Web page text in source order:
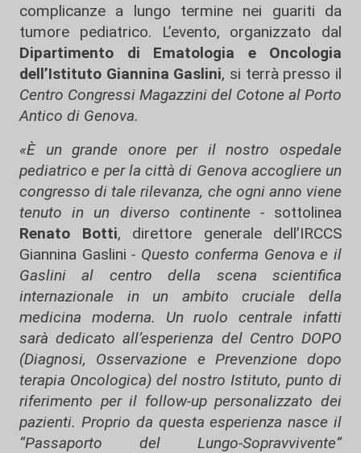
complicanze a lungo termine nei guariti da
tumore pediatrico. L’evento, organizzato dal
Dipartimento di Ematologia e Oncologia
dell’Istituto Giannina Gaslini, si terrà presso il
Centro Congressi Magazzini del Cotone al Porto
Antico di Genova.
«È un grande onore per il nostro ospedale
pediatrico e per la città di Genova accogliere un
congresso di tale rilevanza, che ogni anno viene
tenuto in un diverso continente - sottolinea
Renato Botti, direttore generale dell’IRCCS
Giannina Gaslini- Questo conferma Genova e il
Gaslini al centro della scena scientifica
internazionale in un ambito cruciale della
medicina moderna. Un ruolo centrale infatti
sarà dedicato all’esperienza del Centro DOPO
(Diagnosi, Osservazione e Prevenzione dopo
terapia Oncologica) del nostro Istituto, punto di
riferimento per il follow-up personalizzato dei
pazienti. Proprio da questa esperienza nasce il
“Passaporto del Lungo-Sopravvivente”